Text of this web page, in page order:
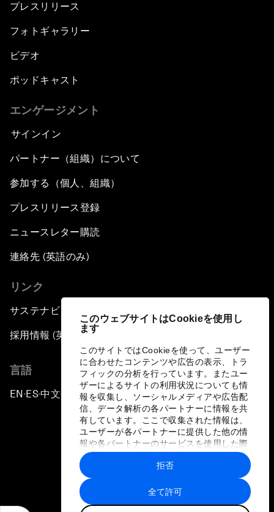
このウェブサイトはCookieを使用し
ます
このサイトではCookieを使って、ユーザー
に合わせたコンテンツや広告の表示、トラ
フィックの分析を行っています。またユー
ザーによるサイトの利用状況についても情
報を収集し、ソーシャルメディアや広告配
信、データ解析の各パートナーに情報を共
有しています。ここで収集された情報は、
ユーザーが各パートナーに提供した他の情
報や各パートナーのサービスを使用した際
に収集された情報と組み合わされ、各パー
トナーによって使用されることがありま
す。
全て許可
拒否
プレスリリース
フォトギャラリー
ビデオ
ポッドキャスト
エンゲージメント
サインイン
パートナー（組織）について
参加する（個人、組織）
プレスリリース登録
ニュースレター購読
連絡先 (英語のみ)
リンク
サステナビリティへの取り組み
採用情報 (英語のみ)
言語
EN ▪ES▪中文▪ 日本語
プライバシーポリシーと利用規約
サイトマップ